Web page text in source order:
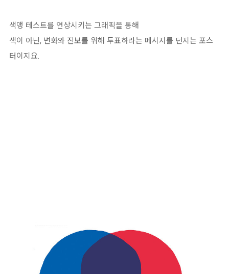
색맹 테스트를 연상시키는 그래픽을 통해
색이 아닌, 변화와 진보를 위해 투표하라는 메시지를 던지는 포스
터이지요.